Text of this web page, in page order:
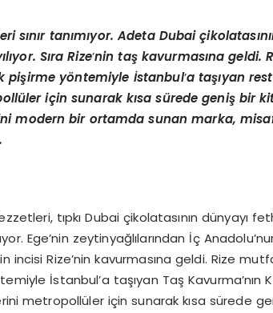
sınır tanımıyor. Adeta Dubai çikolatasını
Sıra Rize’nin taş kavurmasına geldi.
pişirme yöntemiyle İstanbul’a taşıyan
için sunarak kısa sürede geniş bir
modern bir ortamda sunan marka,
tıpkı Dubai çikolatasının dünyayı
Ege’nin zeytinyağlılarından İç
incisi Rize’nin kavurmasına geldi. Rize
İstanbul’a taşıyan Taş Kavurma’nın
metropollüler için sunarak kısa sürede